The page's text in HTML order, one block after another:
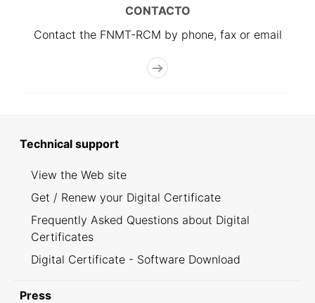
CONTACTO
Contact the FNMT-RCM by phone, fax or email
Technical support
View the Web site
Get / Renew your Digital Certificate
Frequently Asked Questions about Digital
Certificates
Digital Certificate - Software Download
Press